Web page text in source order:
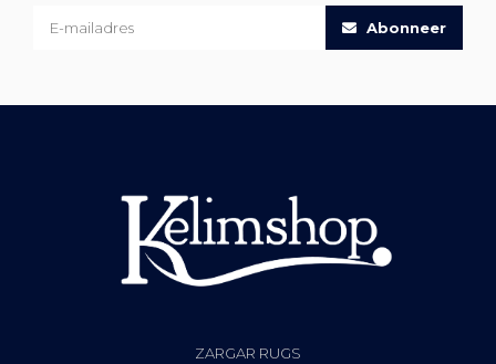
Abonneer
ZARGAR RUGS